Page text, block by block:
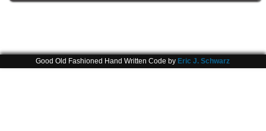
Good Old Fashioned Hand Written Code by Eric J. Schwarz